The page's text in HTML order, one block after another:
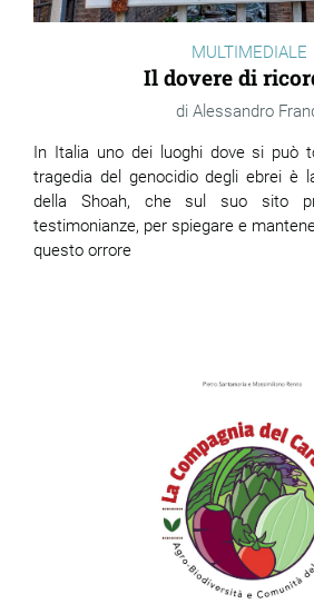
MULTIMEDIALE
Il dovere di
Alessandro
In Italia uno dei luoghi dove si può
tragedia del genocidio degli ebrei è
della Shoah, che sul suo sito
testimonianze, per spiegare e
questo orrore